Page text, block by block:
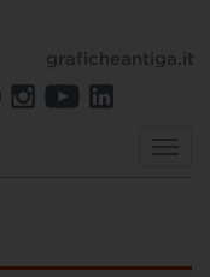
graficheantiga.it